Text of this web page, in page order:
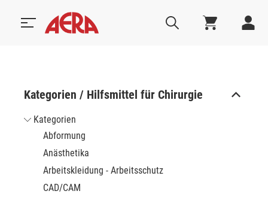
Kategorien / Hilfsmittel für Chirurgie
Kategorien
Abformung
Anästhetika
Arbeitskleidung - Arbeitsschutz
CAD/CAM